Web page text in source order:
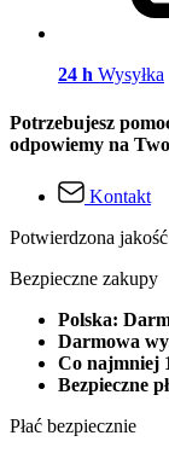
24 h Wysyłka
Potrzebujesz
odpowiemy na
Kontakt
Potwierdzona jakość
Bezpieczne zakupy
Polska:
Darmowa
Co najmniej
Bezpieczne
Płać bezpiecznie